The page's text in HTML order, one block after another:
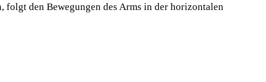
folgt den Bewegungen des Arms in der horizontalen